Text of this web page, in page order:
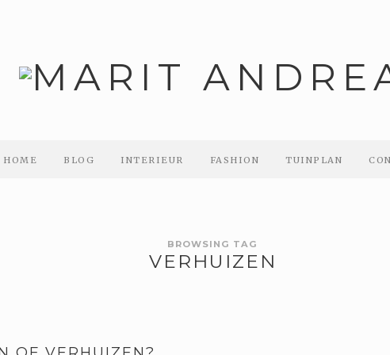
HOME BLOG INTERIEUR FASHION TUINPLAN
BROWSING TAG
VERHUIZEN